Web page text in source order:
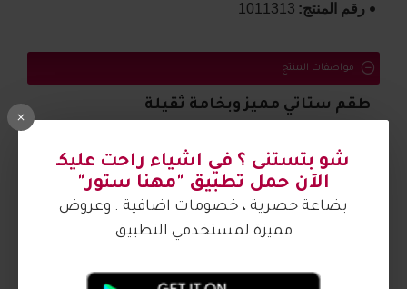
شو بتستنى ؟ في اشياء راحت عليكـ
الآن حمل تطبيق "مهنا ستور"
بضاعة حصرية ، خصومات اضافية . وعروض
مميزة لمستخدمي التطبيق
رقم المنتج: 1011313
مواصفات المنتج
طقم ستاتي مميز وبخامة ثقيلة